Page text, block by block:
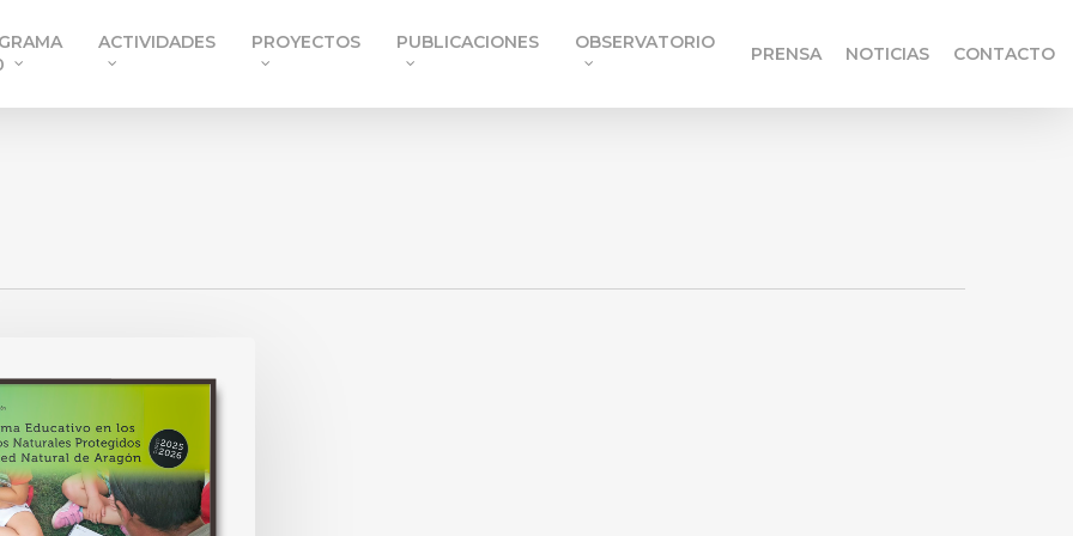
ACTIVIDADES PROYECTOS PUBLICACIONES OBSERVATORIO
PRENSA NOTICIAS CONTACTO